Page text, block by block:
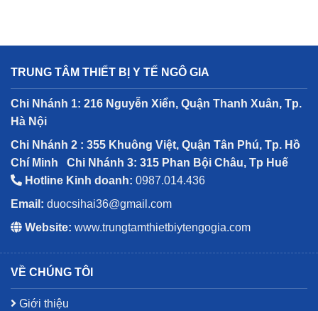
TRUNG TÂM THIẾT BỊ Y TẾ NGÔ GIA
Chi Nhánh 1: 216 Nguyễn Xiển, Quận Thanh Xuân, Tp.
Hà Nội
Chi Nhánh 2 : 355 Khuông Việt, Quận Tân Phú, Tp. Hồ
Chí Minh
Chi Nhánh 3: 315 Phan Bội Châu, Tp Huế
Hotline Kinh doanh: 0987.014.436
Email: duocsihai36@gmail.com
Website: www.trungtamthietbiytengogia.com
VỀ CHÚNG TÔI
Giới thiệu